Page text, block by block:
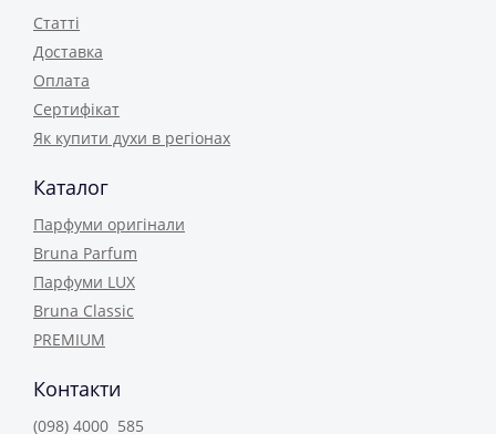
Статті
Доставка
Оплата
Сертифікат
Як купити духи в регіонах
Каталог
Парфуми оригінали
Bruna Parfum
Парфуми LUX
Bruna Classic
PREMIUM
Контакти
(098) 4000 585